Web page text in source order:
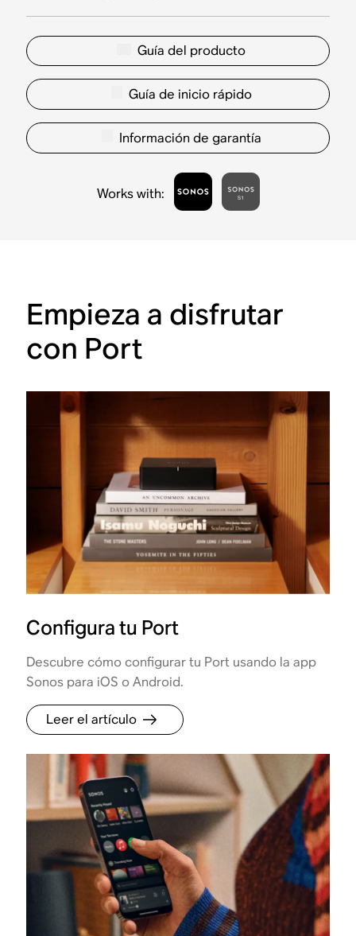
Guía del producto
Guía de inicio rápido
Información de garantía
Works with:
Empieza a disfrutar
con Port
Configura tu Port
Descubre cómo configurar tu Port usando la app
Sonos para iOS o Android.
Leer el artículo